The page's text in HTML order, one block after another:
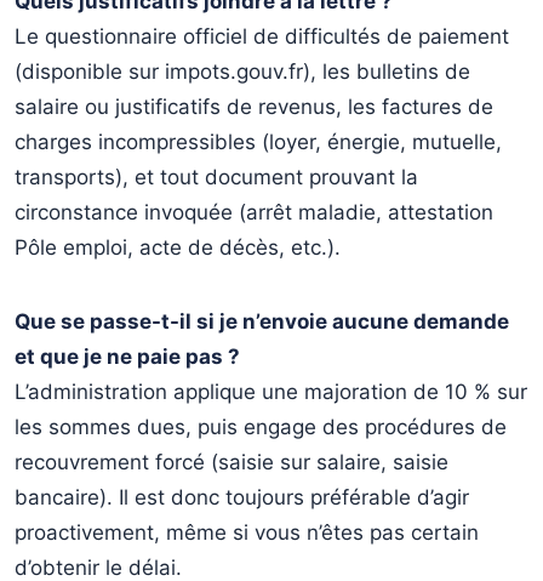
Le questionnaire officiel de difficultés de paiement
(disponible sur impots.gouv.fr), les bulletins de
salaire ou justificatifs de revenus, les factures de
charges incompressibles (loyer, énergie, mutuelle,
transports), et tout document prouvant la
circonstance invoquée (arrêt maladie, attestation
Pôle emploi, acte de décès, etc.).
Que se passe-t-il si je n’envoie aucune demande
et que je ne paie pas ?
L’administration applique une majoration de 10 % sur
les sommes dues, puis engage des procédures de
recouvrement forcé (saisie sur salaire, saisie
bancaire). Il est donc toujours préférable d’agir
proactivement, même si vous n’êtes pas certain
d’obtenir le délai.